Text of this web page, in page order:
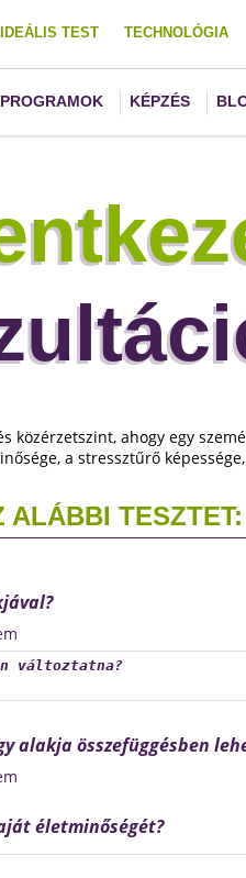
IDEÁLIS TEST TECHNOLÓGIA
PROGRAMOK KÉPZÉS
közérzetszint, ahogy egy
a stressztűrő
ALÁBBI TESZTET:
alakja összefüggésben
életminőségét?